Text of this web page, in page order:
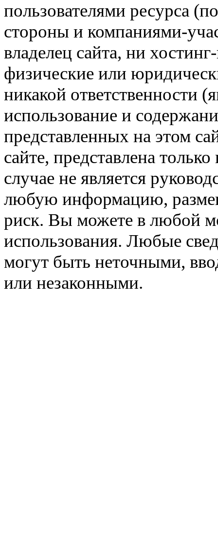
пользователями ресурса
стороны и компаниями-
владелец сайта, ни
физические или
никакой ответственности
использование и
представленных на этом
сайте, представлена
случае не является
любую информацию,
риск. Вы можете в любой
использования. Любые
могут быть неточными,
или незаконными.